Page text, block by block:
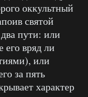
оккультный
святой
пути: или
его вряд ли
или
за пять
характер